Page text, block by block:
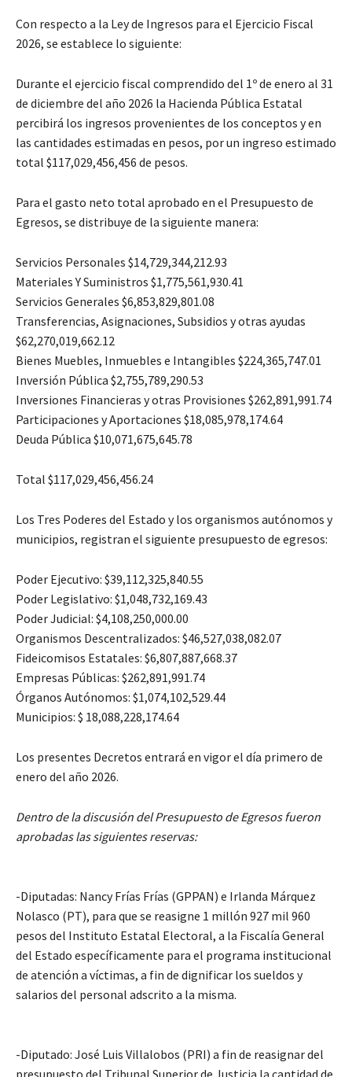
Con respecto a la Ley de Ingresos para el Ejercicio Fiscal
2026, se establece lo siguiente:
Durante el ejercicio fiscal comprendido del 1º de enero al 31
de diciembre del año 2026 la Hacienda Pública Estatal
percibirá los ingresos provenientes de los conceptos y en
las cantidades estimadas en pesos, por un ingreso estimado
total $117,029,456,456 de pesos.
Para el gasto neto total aprobado en el Presupuesto de
Egresos, se distribuye de la siguiente manera:
Servicios Personales $14,729,344,212.93
Materiales Y Suministros $1,775,561,930.41
Servicios Generales $6,853,829,801.08
Transferencias, Asignaciones, Subsidios y otras ayudas
$62,270,019,662.12
Bienes Muebles, Inmuebles e Intangibles $224,365,747.01
Inversión Pública $2,755,789,290.53
Inversiones Financieras y otras Provisiones $262,891,991.74
Participaciones y Aportaciones $18,085,978,174.64
Deuda Pública $10,071,675,645.78
Total $117,029,456,456.24
Los Tres Poderes del Estado y los organismos autónomos y
municipios, registran el siguiente presupuesto de egresos:
Poder Ejecutivo: $39,112,325,840.55
Poder Legislativo: $1,048,732,169.43
Poder Judicial: $4,108,250,000.00
Organismos Descentralizados: $46,527,038,082.07
Fideicomisos Estatales: $6,807,887,668.37
Empresas Públicas: $262,891,991.74
Órganos Autónomos: $1,074,102,529.44
Municipios: $ 18,088,228,174.64
Los presentes Decretos entrará en vigor el día primero de
enero del año 2026.
Dentro de la discusión del Presupuesto de Egresos fueron
aprobadas las siguientes reservas:
-Diputadas: Nancy Frías Frías (GPPAN) e Irlanda Márquez
Nolasco (PT), para que se reasigne 1 millón 927 mil 960
pesos del Instituto Estatal Electoral, a la Fiscalía General
del Estado específicamente para el programa institucional
de atención a víctimas, a fin de dignificar los sueldos y
salarios del personal adscrito a la misma.
-Diputado: José Luis Villalobos (PRI) a fin de reasignar del